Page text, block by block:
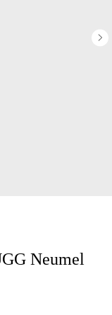
Neumel